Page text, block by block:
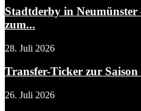
Stadtderby in
zum...
28. Juli 2026
Transfer-Ticker zur Saison
26. Juli 2026